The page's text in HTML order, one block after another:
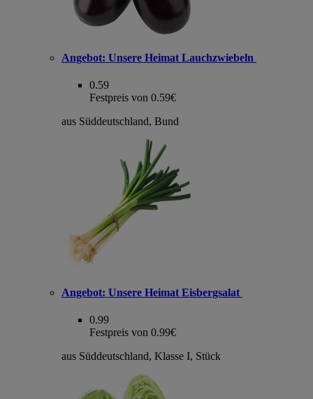
Angebot: Unsere Heimat Lauchzwiebeln
0.59
Festpreis von 0.59€
aus Süddeutschland, Bund
Angebot: Unsere Heimat Eisbergsalat
0.99
Festpreis von 0.99€
aus Süddeutschland, Klasse I, Stück